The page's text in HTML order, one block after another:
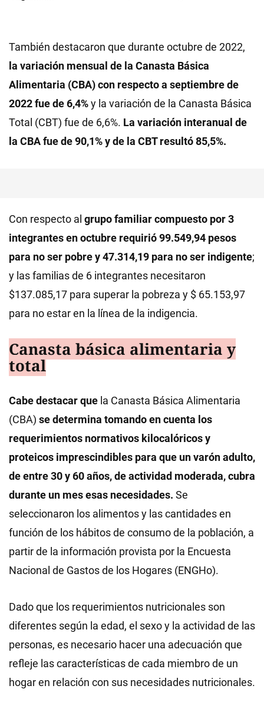
También destacaron que durante octubre de 2022,
la variación mensual de la Canasta Básica
Alimentaria (CBA) con respecto a septiembre de
2022 fue de 6,4%y la variación de la Canasta Básica
Total (CBT) fue de 6,6%. La variación interanual de
la CBA fue de 90,1% y de la CBT resultó 85,5%.
Con respecto al grupo familiar compuesto por 3
integrantes en octubre requirió 99.549,94 pesos
para no ser pobre y 47.314,19 para no ser indigente;
y las familias de 6 integrantes necesitaron
$137.085,17 para superar la pobreza y $ 65.153,97
para no estar en la línea de la indigencia.
Canasta básica alimentaria y
total
Cabe destacar que la Canasta Básica Alimentaria
(CBA) se determina tomando en cuenta los
requerimientos normativos kilocalóricos y
proteicos imprescindibles para que un varón adulto,
de entre 30 y 60 años, de actividad moderada, cubra
durante un mes esas necesidades. Se
seleccionaron los alimentos y las cantidades en
función de los hábitos de consumo de la población, a
partir de la información provista por la Encuesta
Nacional de Gastos de los Hogares (ENGHo).
Dado que los requerimientos nutricionales son
diferentes según la edad, el sexo y la actividad de las
personas, es necesario hacer una adecuación que
refleje las características de cada miembro de un
hogar en relación con sus necesidades nutricionales.